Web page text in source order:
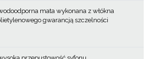
mata wykonana z włókna
gwarancją szczelności
przepustowość syfonu